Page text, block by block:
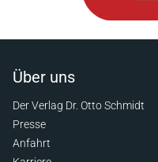
Über uns
Der Verlag Dr. Otto Schmidt
Presse
Anfahrt